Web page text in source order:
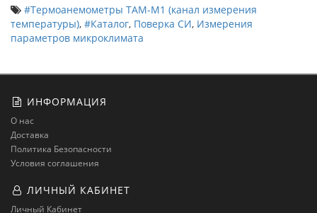
#Термоанемометры ТАМ-М1 (канал измерения
температуры), #Каталог, Поверка СИ, Измерения
параметров микроклимата
ИНФОРМАЦИЯ
О нас
Доставка
Политика Безопасности
Условия соглашения
ЛИЧНЫЙ КАБИНЕТ
Личный Кабинет